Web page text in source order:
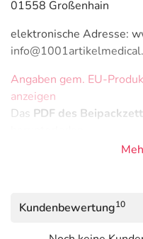
01558 Großenhain
elektronische Adresse:
Angaben gem. EU-
anzeigen
Das PDF des
Kundenbewertung10